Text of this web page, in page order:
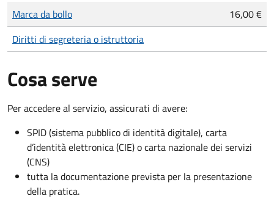
Tipo di pagamento
Importo
Marca da bollo
16,00 €
Diritti di segreteria o istruttoria
Cosa serve
Per accedere al servizio, assicurati di avere:
SPID (sistema pubblico di identità digitale), carta
d’identità elettronica (CIE) o carta nazionale dei servizi
(CNS)
tutta la documentazione prevista per la presentazione
della pratica.